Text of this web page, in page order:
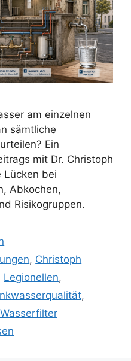
am einzelnen
sämtliche
Ein
mit Dr. Christoph
Lücken bei
Abkochen,
Risikogruppen.
, Christoph
Legionellen,
,
Wasserfilter